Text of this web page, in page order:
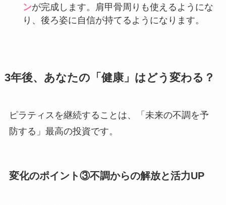
ンが完成します。肩甲骨周りも使えるようにな
り、後ろ姿に自信が持てるようになります。
3年後、あなたの「健康」はどう変わる？
ピラティスを継続することは、「未来の不調を予
防する」最高の投資です。
変化のポイント③不調からの解放と活力UP